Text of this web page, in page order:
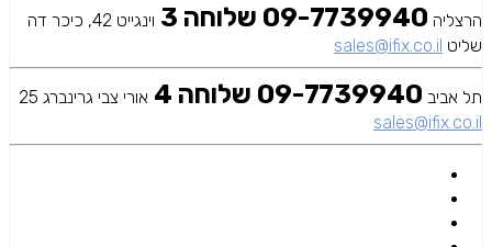
הרצליה 09-7739940 שלוחה 3
וינגייט 42, כיכר דה
שליט sales@ifix.co.il
תל אביב 09-7739940 שלוחה 4
אורי צבי גרינברג 25
sales@ifix.co.il